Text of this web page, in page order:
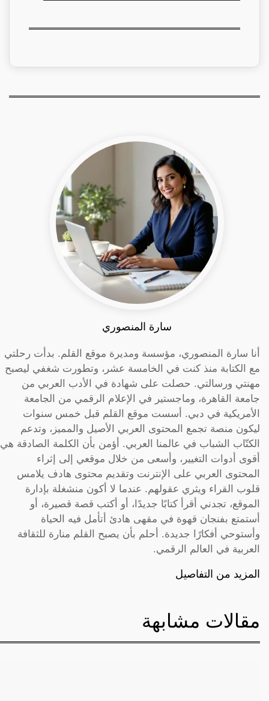
سارة المنصوري
أنا سارة المنصوري، مؤسسة ومديرة موقع القلم. بدأت رحلتي
مع الكتابة منذ كنت في الخامسة عشر، وتطورت شغفي ليصبح
مهنتي ورسالتي. حصلت على شهادة في الأدب العربي من
جامعة القاهرة، وماجستير في الإعلام الرقمي من الجامعة
الأمريكية في دبي. أسست موقع القلم قبل خمس سنوات
ليكون منصة تجمع المحتوى العربي الأصيل والمميز، وتدعم
الكتّاب الشباب في عالمنا العربي. أؤمن بأن الكلمة الصادقة هي
أقوى أدوات التغيير، وأسعى من خلال موقعي إلى إثراء
المحتوى العربي على الإنترنت وتقديم محتوى هادف يلامس
قلوب القراء ويثري عقولهم. عندما لا أكون منشغلة بإدارة
الموقع، تجدني أقرأ كتابًا جديدًا، أو أكتب قصة قصيرة، أو
أستمتع بفنجان قهوة في مقهى هادئ أتأمل فيه الحياة
وأستوحي أفكارًا جديدة. أحلم بأن يصبح القلم منارة للثقافة
العربية في العالم الرقمي.
المزيد من التفاصيل
مقالات مشابهة